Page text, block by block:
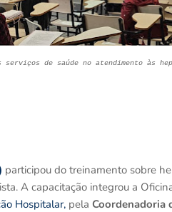
serviços de saúde no atendimento às
participou do treinamento sobre
A capacitação integrou a
Hospitalar, pela Coordenadoria